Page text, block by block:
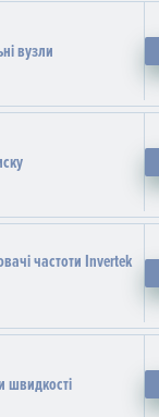
вузли
частоти Invertek
швидкості